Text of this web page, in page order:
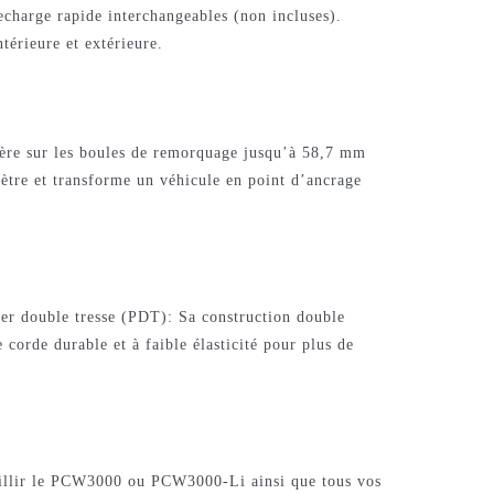
rapide interchangeables (non incluses).
et extérieure.
sur les boules de remorquage jusqu’à 58,7 mm
et transforme un véhicule en point d’ancrage
double tresse (PDT): Sa construction double
corde durable et à faible élasticité pour plus de
le PCW3000 ou PCW3000-Li ainsi que tous vos